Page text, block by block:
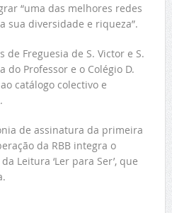
“uma das melhores redes
sua diversidade e riqueza”.
de Freguesia de S. Victor e S.
do Professor e o Colégio D.
catálogo colectivo e
de assinatura da primeira
da RBB integra o
Leitura ‘Ler para Ser’, que